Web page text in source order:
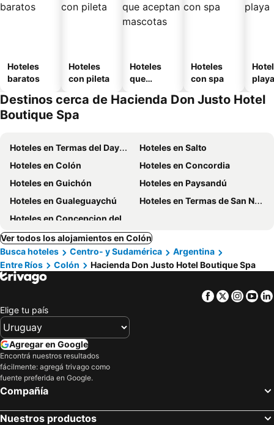
Hoteles
baratos
Hoteles
con pileta
Hoteles
que
mascotas
Hoteles
con spa
playa
Destinos cerca de Hacienda Don Justo Hotel
Boutique Spa
Hoteles en Termas del Dayman
Hoteles en Salto
Hoteles en Colón
Hoteles en Concordia
Hoteles en Guichón
Hoteles en Paysandú
Hoteles en Gualeguaychú
Hoteles en Termas de San Nicanor
Hoteles en Concepcion del Uruguay
Ver todos los alojamientos en Colón
Busca hoteles
Centro- y Sudamérica
Argentina
Entre Ríos
Colón Hacienda Don Justo Hotel Boutique Spa
Facebook
Twitter
Elige tu país
Agregar en Google
Encontrá nuestros resultados
fácilmente: agregá trivago como
fuente preferida en Google.
Compañía
Nuestros productos